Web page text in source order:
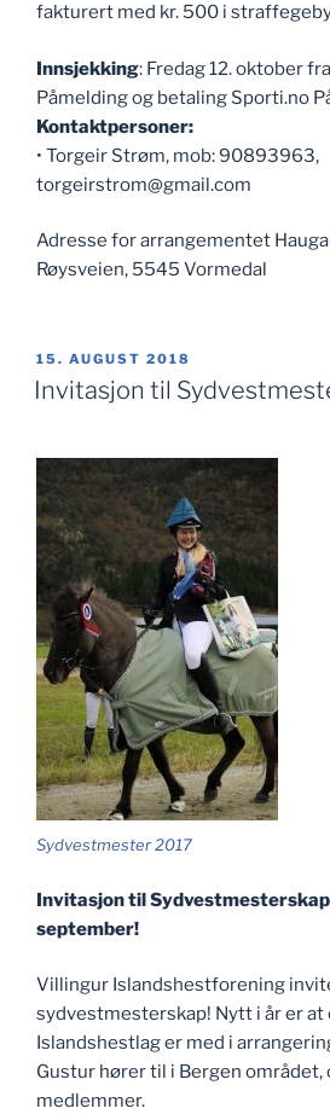
fakturert med kr. 500 i
Innsjekking: Fredag 12. oktober
Påmelding og betaling Sporti.no
Kontaktpersoner:
• Torgeir Strøm, mob: 90893963,
torgeirstrom@gmail.com
Adresse for arrangementet
Røysveien, 5545 Vormedal
PUBLISERT
15. AUGUST 2018
Invitasjon til
Sydvestmester 2017
Invitasjon til
september!
Villingur Islandshestforening
sydvestmesterskap! Nytt i år er at
Islandshestlag er med i
Gustur hører til i Bergen området,
medlemmer.